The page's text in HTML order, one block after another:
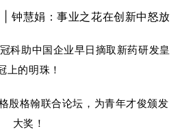
钟慧娟：事业之花在创新中怒放
科助中国企业早日摘取新药研发皇
上的明珠！
殷格翰联合论坛，为青年才俊颁发
大奖！